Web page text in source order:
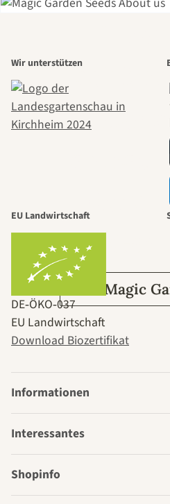
Wege
selbst
Über Magic
Wir unterstützen
EU Landwirtschaft
DE‑ÖKO‑037
EU Landwirtschaft
Download Biozertifikat
Informationen
Interessantes
Shopinfo